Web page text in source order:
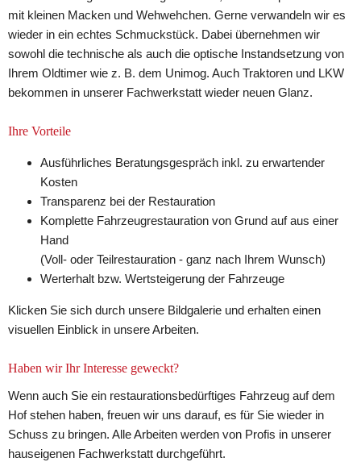
mit kleinen Macken und Wehwehchen. Gerne verwandeln wir es
wieder in ein echtes Schmuckstück. Dabei übernehmen wir
sowohl die technische als auch die optische Instandsetzung von
Ihrem Oldtimer wie z. B. dem Unimog. Auch Traktoren und LKW
bekommen in unserer Fachwerkstatt wieder neuen Glanz.
Ihre Vorteile
Ausführliches Beratungsgespräch inkl. zu erwartender
Kosten
Transparenz bei der Restauration
Komplette Fahrzeugrestauration von Grund auf aus einer
Hand
(Voll- oder Teilrestauration - ganz nach Ihrem Wunsch)
Werterhalt bzw. Wertsteigerung der Fahrzeuge
Klicken Sie sich durch unsere Bildgalerie und erhalten einen
visuellen Einblick in unsere Arbeiten.
Haben wir Ihr Interesse geweckt?
Wenn auch Sie ein restaurationsbedürftiges Fahrzeug auf dem
Hof stehen haben, freuen wir uns darauf, es für Sie wieder in
Schuss zu bringen. Alle Arbeiten werden von Profis in unserer
hauseigenen Fachwerkstatt durchgeführt.